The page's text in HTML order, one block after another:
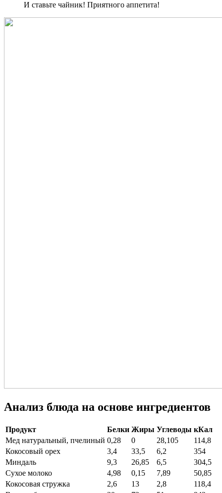
И ставьте чайник! Приятного аппетита!
Анализ блюда на основе ингредиентов
Продукт Белки Жиры Углеводы кКал
Мед натуральный, пчелиный 0,28 0 28,105
114,8
Кокосовый орех
3,4 33,5 6,2
354
Миндаль
9,3 26,85 6,5
304,5
Сухое молоко
4,98 0,15 7,89
50,85
Кокосовая стружка
2,6 13 2,8
118,4